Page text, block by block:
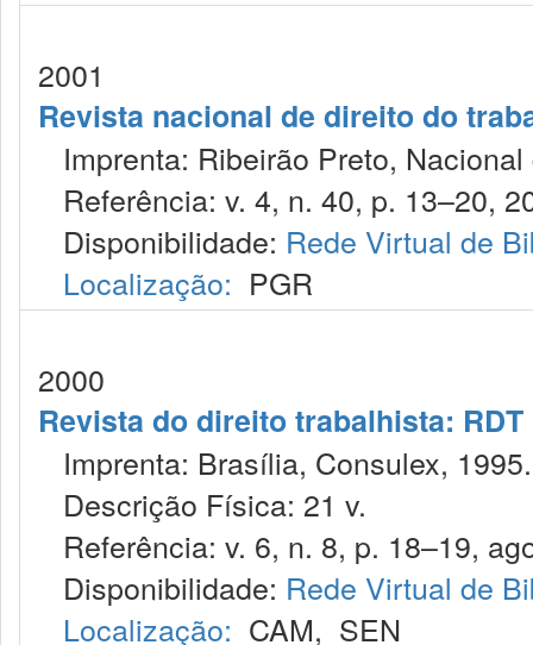
2001
Revista nacional de direito do
Imprenta: Ribeirão Preto,
Referência: v. 4, n. 40, p. 13–20,
Disponibilidade: Rede Virtual de
Localização: PGR
2000
Revista do direito trabalhista: RDT
Imprenta: Brasília, Consulex, 1995.
Descrição Física: 21 v.
Referência: v. 6, n. 8, p. 18–19,
Disponibilidade: Rede Virtual de
Localização: CAM, SEN